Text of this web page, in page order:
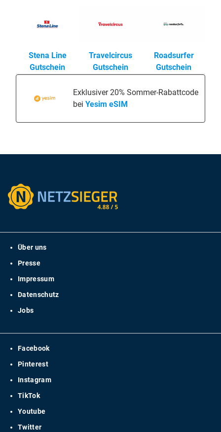
Stena Line
Gutschein
Travelcircus
Gutschein
Roadsurfer
Gutschein
Exklusiver 20% Sommer-Rabattcode
bei Yesim eSIM
Über uns
Presse
Impressum
Datenschutz
Jobs
Facebook
Pinterest
Instagram
TikTok
Youtube
Twitter